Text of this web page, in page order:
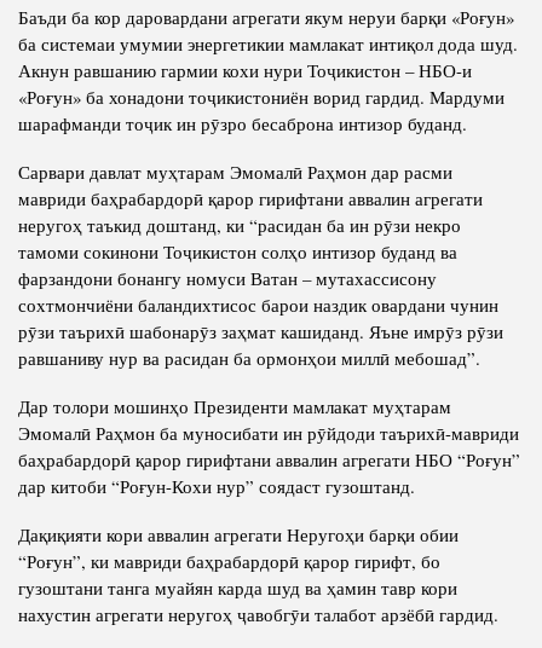
Баъди ба кор даровардани агрегати якум неруи барқи «Роғун»
ба системаи умумии энергетикии мамлакат интиқол дода шуд.
Акнун равшанию гармии кохи нури Тоҷикистон – НБО-и
«Роғун» ба хонадони тоҷикистониён ворид гардид. Мардуми
шарафманди тоҷик ин рӯзро бесаброна интизор буданд.
Сарвари давлат муҳтарам Эмомалӣ Раҳмон дар расми
мавриди баҳрабардорӣ қарор гирифтани аввалин агрегати
неругоҳ таъкид доштанд, ки “расидан ба ин рӯзи некро
тамоми сокинони Тоҷикистон солҳо интизор буданд ва
фарзандони бонангу номуси Ватан – мутахассисону
сохтмончиёни баландихтисос барои наздик овардани чунин
рӯзи таърихӣ шабонарӯз заҳмат кашиданд. Яъне имрӯз рӯзи
равшаниву нур ва расидан ба ормонҳои миллӣ мебошад”.
Дар толори мошинҳо Президенти мамлакат муҳтарам
Эмомалӣ Раҳмон ба муносибати ин рӯйдоди таърихӣ-мавриди
баҳрабардорӣ қарор гирифтани аввалин агрегати НБО “Роғун”
дар китоби “Роғун-Кохи нур” соядаст гузоштанд.
Дақиқияти кори аввалин агрегати Неругоҳи барқи обии
“Роғун”, ки мавриди баҳрабардорӣ қарор гирифт, бо
гузоштани танга муайян карда шуд ва ҳамин тавр кори
нахустин агрегати неругоҳ ҷавобгӯи талабот арзёбӣ гардид.